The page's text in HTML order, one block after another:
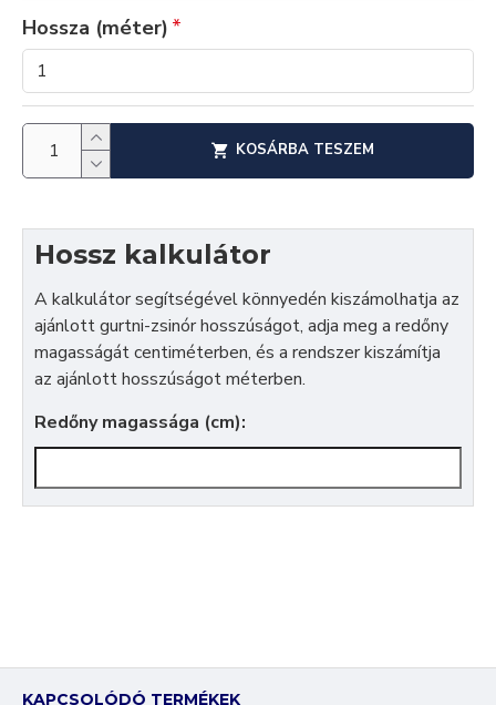
Hossza (méter)
KOSÁRBA TESZEM
Hossz kalkulátor
A kalkulátor segítségével könnyedén kiszámolhatja az
ajánlott gurtni-zsinór hosszúságot, adja meg a redőny
magasságát centiméterben, és a rendszer kiszámítja
az ajánlott hosszúságot méterben.
Redőny magassága (cm):
KAPCSOLÓDÓ TERMÉKEK